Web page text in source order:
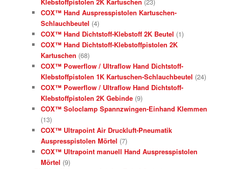
COX™ Hand Auspresspistolen Kartuschen-
Schlauchbeutel (4)
COX™ Hand Dichtstoff-Klebstoff 2K Beutel (1)
COX™ Hand Dichtstoff-Klebstoffpistolen 2K
Kartuschen (68)
COX™ Powerflow / Ultraflow Hand Dichtstoff-
Klebstoffpistolen 1K Kartuschen-Schlauchbeutel (24)
COX™ Powerflow / Ultraflow Hand Dichtstoff-
Klebstoffpistolen 2K Gebinde (9)
COX™ Soloclamp Spannzwingen-Einhand Klemmen
(13)
COX™ Ultrapoint Air Druckluft-Pneumatik
Auspresspistolen Mörtel (7)
COX™ Ultrapoint manuell Hand Auspresspistolen
Mörtel (9)